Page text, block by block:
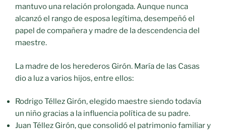
mantuvo una relación prolongada. Aunque nunca
alcanzó el rango de esposa legítima, desempeñó el
papel de compañera y madre de la descendencia del
maestre.
La madre de los herederos Girón. María de las Casas
dio a luz a varios hijos, entre ellos:
Rodrigo Téllez Girón, elegido maestre siendo todavía
un niño gracias a la influencia política de su padre.
Juan Téllez Girón, que consolidó el patrimonio familiar y